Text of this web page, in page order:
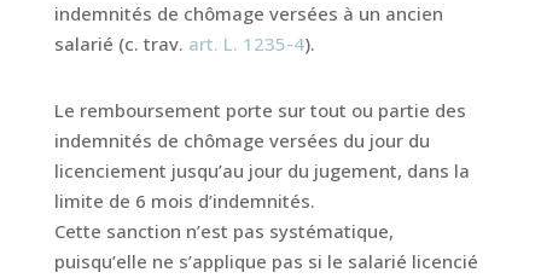
indemnités de chômage versées à un ancien
salarié (c. trav. art. L. 1235-4).
Le remboursement porte sur tout ou partie des
indemnités de chômage versées du jour du
licenciement jusqu’au jour du jugement, dans la
limite de 6 mois d’indemnités.
Cette sanction n’est pas systématique,
puisqu’elle ne s’applique pas si le salarié licencié